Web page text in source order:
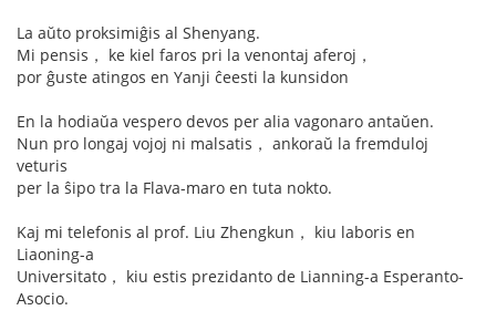
La aŭto proksimiĝis al Shenyang.
Mi pensis， ke kiel faros pri la venontaj aferoj，
por ĝuste atingos en Yanji ĉeesti la kunsidon
En la hodiaŭa vespero devos per alia vagonaro antaŭen.
Nun pro longaj vojoj ni malsatis， ankoraŭ la fremduloj
veturis
per la ŝipo tra la Flava-maro en tuta nokto.
Kaj mi telefonis al prof. Liu Zhengkun， kiu laboris en
Liaoning-a
Universitato， kiu estis prezidanto de Lianning-a Esperanto-
Asocio.